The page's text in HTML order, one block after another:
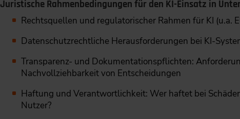
Juristische Rahmenbedingungen für den KI-Einsatz in
Rechtsquellen und regulatorischer Rahmen für KI (u.a.
Datenschutzrechtliche Herausforderungen bei KI-
Transparenz- und Dokumentationspflichten:
Nachvollziehbarkeit von Entscheidungen
Haftung und Verantwortlichkeit: Wer haftet bei
Nutzer?